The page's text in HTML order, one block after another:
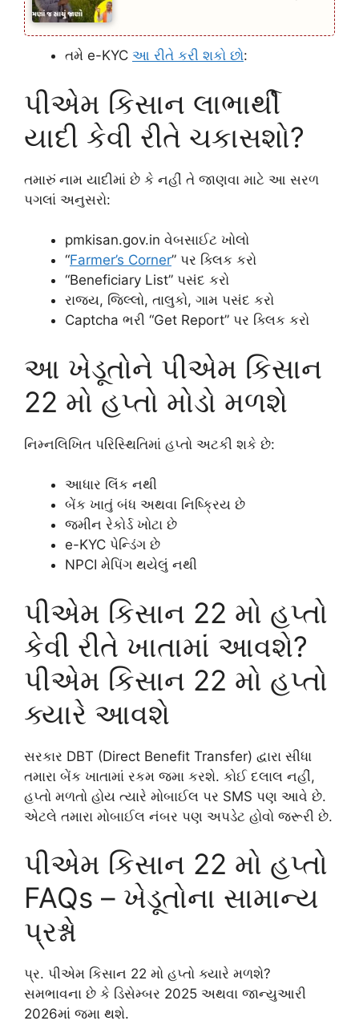
તમે e-KYC આ રીતે કરી શકો છો:
પીએમ કિસાન લાભાર્થી
યાદી કેવી રીતે ચકાસશો?
તમારું નામ યાદીમાં છે કે નહીં તે જાણવા માટે આ સરળ
પગલાં અનુસરો:
pmkisan.gov.in વેબસાઈટ ખોલો
“Farmer’s Corner” પર ક્લિક કરો
“Beneficiary List” પસંદ કરો
રાજ્ય, જિલ્લો, તાલુકો, ગામ પસંદ કરો
Captcha ભરી “Get Report” પર ક્લિક કરો
આ ખેડૂતોને પીએમ કિસાન
22 મો હપ્તો મોડો મળશે
નિમ્નલિખિત પરિસ્થિતિમાં હપ્તો અટકી શકે છે:
આધાર લિંક નથી
બેંક ખાતું બંધ અથવા નિષ્ક્રિય છે
જમીન રેકોર્ડ ખોટા છે
e-KYC પેન્ડિંગ છે
NPCI મેપિંગ થયેલું નથી
પીએમ કિસાન 22 મો હપ્તો
કેવી રીતે ખાતામાં આવશે?
પીએમ કિસાન 22 મો હપ્તો
ક્યારે આવશે
સરકાર DBT (Direct Benefit Transfer) દ્વારા સીધા
તમારા બેંક ખાતામાં રકમ જમા કરશે. કોઈ દલાલ નહીં,
હપ્તો મળતો હોય ત્યારે મોબાઈલ પર SMS પણ આવે છે.
એટલે તમારા મોબાઈલ નંબર પણ અપડેટ હોવો જરૂરી છે.
પીએમ કિસાન 22 મો હપ્તો
FAQs – ખેડૂતોના સામાન્ય
પ્રશ્નો
પ્ર. પીએમ કિસાન 22 મો હપ્તો ક્યારે મળશે?
સમભાવના છે કે ડિસેમ્બર 2025 અથવા જાન્યુઆરી
2026માં જમા થશે.